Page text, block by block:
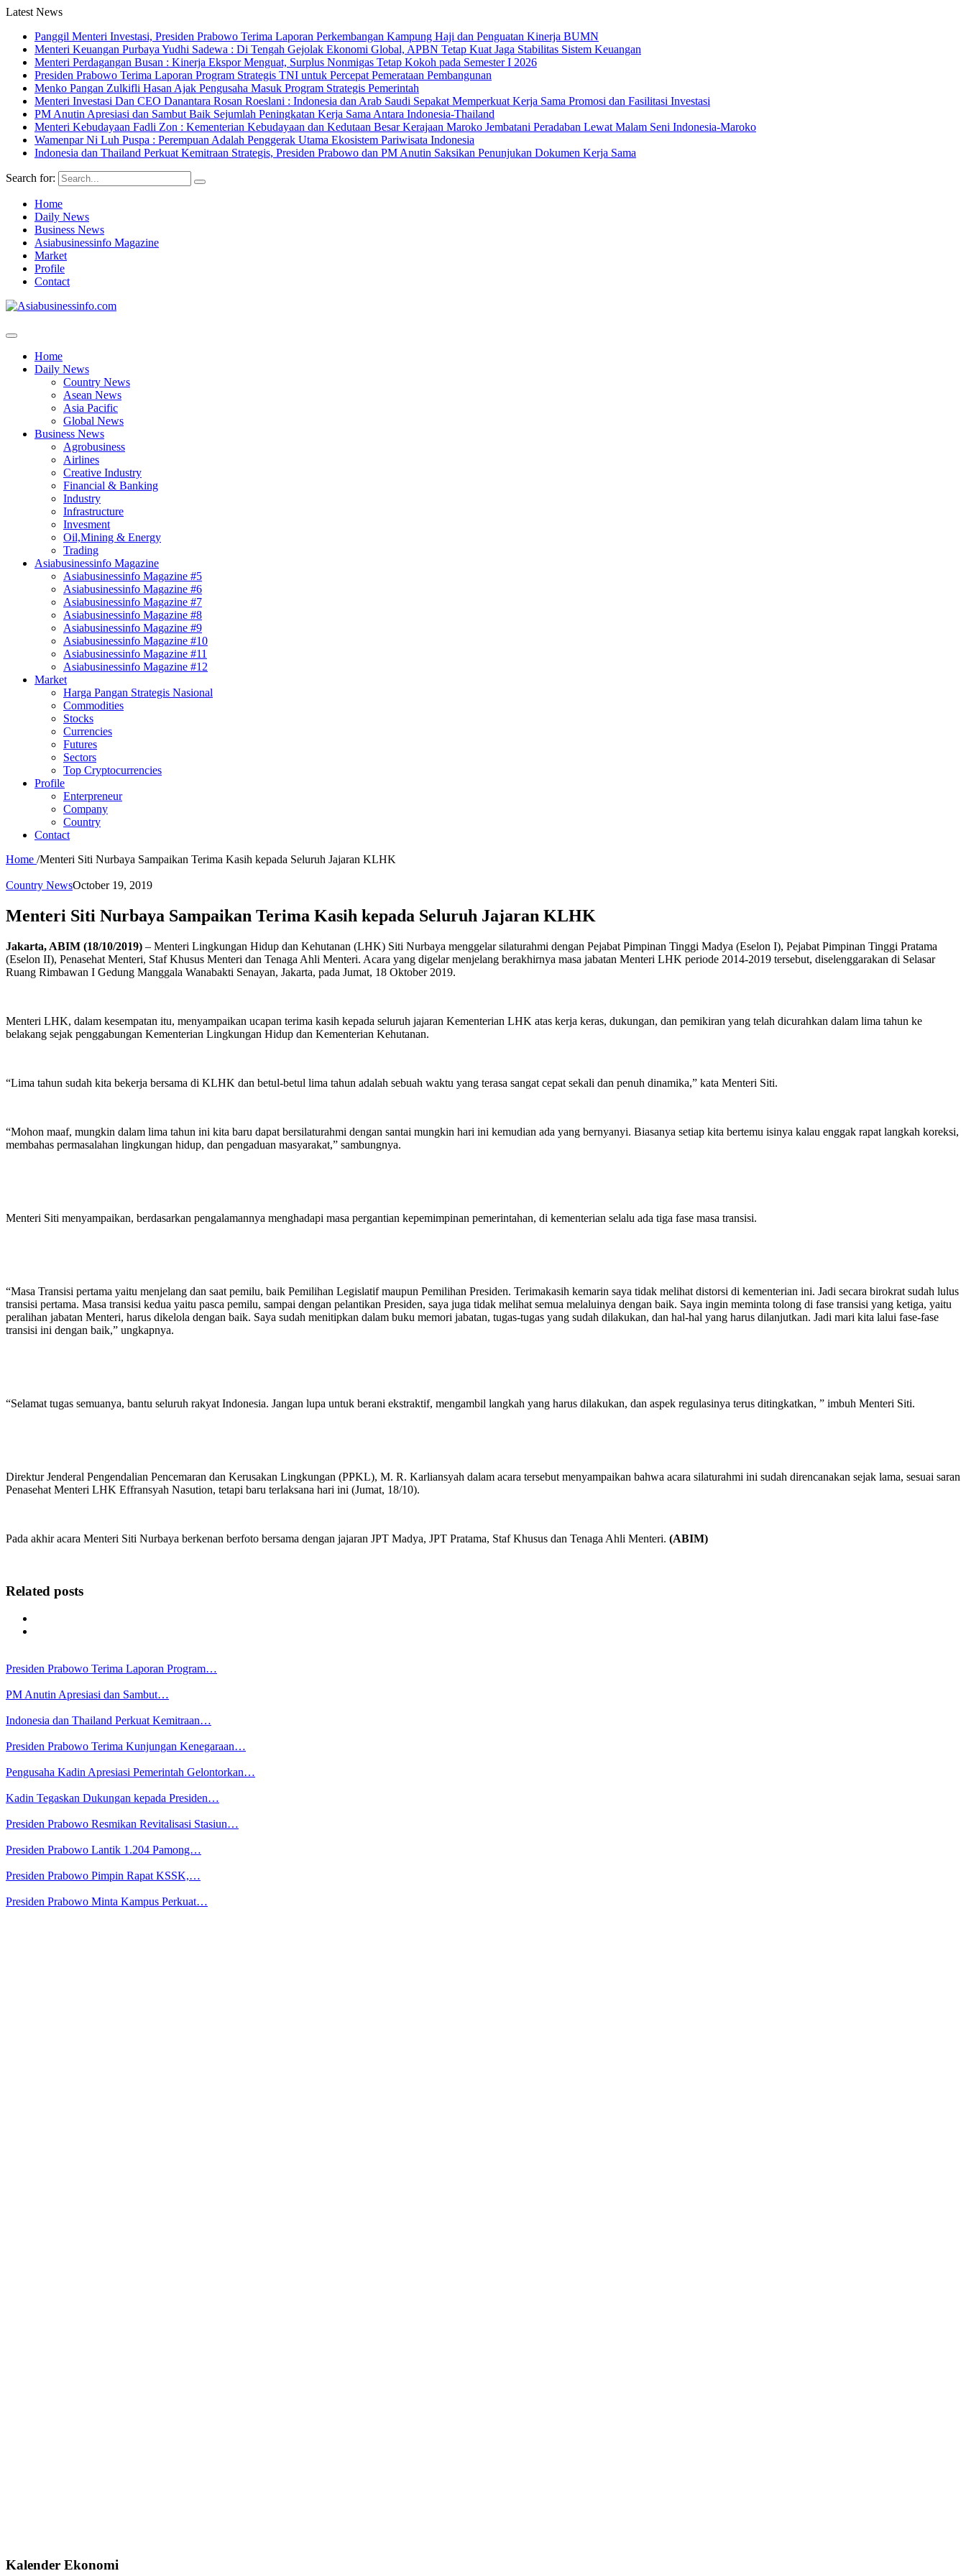
Latest News
Panggil Menteri Investasi, Presiden Prabowo Terima Laporan Perkembangan Kampung Haji dan Penguatan Kinerja BUMN
Menteri Keuangan Purbaya Yudhi Sadewa : Di Tengah Gejolak Ekonomi Global, APBN Tetap Kuat Jaga Stabilitas Sistem Keuangan
Menteri Perdagangan Busan : Kinerja Ekspor Menguat, Surplus Nonmigas Tetap Kokoh pada Semester I 2026
Presiden Prabowo Terima Laporan Program Strategis TNI untuk Percepat Pemerataan Pembangunan
Menko Pangan Zulkifli Hasan Ajak Pengusaha Masuk Program Strategis Pemerintah
Menteri Investasi Dan CEO Danantara Rosan Roeslani : Indonesia dan Arab Saudi Sepakat Memperkuat Kerja Sama Promosi dan Fasilitasi Investasi
PM Anutin Apresiasi dan Sambut Baik Sejumlah Peningkatan Kerja Sama Antara Indonesia-Thailand
Menteri Kebudayaan Fadli Zon : Kementerian Kebudayaan dan Kedutaan Besar Kerajaan Maroko Jembatani Peradaban Lewat Malam Seni Indonesia-Maroko
Wamenpar Ni Luh Puspa : Perempuan Adalah Penggerak Utama Ekosistem Pariwisata Indonesia
Indonesia dan Thailand Perkuat Kemitraan Strategis, Presiden Prabowo dan PM Anutin Saksikan Penunjukan Dokumen Kerja Sama
Search for:
Home
Daily News
Business News
Asiabusinessinfo Magazine
Market
Profile
Contact
Home
Daily News
Country News
Asean News
Asia Pacific
Global News
Business News
Agrobusiness
Airlines
Creative Industry
Financial & Banking
Industry
Infrastructure
Invesment
Oil,Mining & Energy
Trading
Asiabusinessinfo Magazine
Asiabusinessinfo Magazine #5
Asiabusinessinfo Magazine #6
Asiabusinessinfo Magazine #7
Asiabusinessinfo Magazine #8
Asiabusinessinfo Magazine #9
Asiabusinessinfo Magazine #10
Asiabusinessinfo Magazine #11
Asiabusinessinfo Magazine #12
Market
Harga Pangan Strategis Nasional
Commodities
Stocks
Currencies
Futures
Sectors
Top Cryptocurrencies
Profile
Enterpreneur
Company
Country
Contact
Home /Menteri Siti Nurbaya Sampaikan Terima Kasih kepada Seluruh Jajaran KLHK
Country NewsOctober 19, 2019
Menteri Siti Nurbaya Sampaikan Terima Kasih kepada Seluruh Jajaran KLHK
Jakarta, ABIM (18/10/2019) – Menteri Lingkungan Hidup dan Kehutanan (LHK) Siti Nurbaya menggelar silaturahmi dengan Pejabat Pimpinan Tinggi Madya (Eselon I), Pejabat Pimpinan Tinggi Pratama
(Eselon II), Penasehat Menteri, Staf Khusus Menteri dan Tenaga Ahli Menteri. Acara yang digelar menjelang berakhirnya masa jabatan Menteri LHK periode 2014-2019 tersebut, diselenggarakan di Selasar
Ruang Rimbawan I Gedung Manggala Wanabakti Senayan, Jakarta, pada Jumat, 18 Oktober 2019.
Menteri LHK, dalam kesempatan itu, menyampaikan ucapan terima kasih kepada seluruh jajaran Kementerian LHK atas kerja keras, dukungan, dan pemikiran yang telah dicurahkan dalam lima tahun ke
belakang sejak penggabungan Kementerian Lingkungan Hidup dan Kementerian Kehutanan.
“Lima tahun sudah kita bekerja bersama di KLHK dan betul-betul lima tahun adalah sebuah waktu yang terasa sangat cepat sekali dan penuh dinamika,” kata Menteri Siti.
“Mohon maaf, mungkin dalam lima tahun ini kita baru dapat bersilaturahmi dengan santai mungkin hari ini kemudian ada yang bernyanyi. Biasanya setiap kita bertemu isinya kalau enggak rapat langkah koreksi,
membahas permasalahan lingkungan hidup, dan pengaduan masyarakat,” sambungnya.
Menteri Siti menyampaikan, berdasarkan pengalamannya menghadapi masa pergantian kepemimpinan pemerintahan, di kementerian selalu ada tiga fase masa transisi.
“Masa Transisi pertama yaitu menjelang dan saat pemilu, baik Pemilihan Legislatif maupun Pemilihan Presiden. Terimakasih kemarin saya tidak melihat distorsi di kementerian ini. Jadi secara birokrat sudah lulus
transisi pertama. Masa transisi kedua yaitu pasca pemilu, sampai dengan pelantikan Presiden, saya juga tidak melihat semua melaluinya dengan baik. Saya ingin meminta tolong di fase transisi yang ketiga, yaitu
peralihan jabatan Menteri, harus dikelola dengan baik. Saya sudah menitipkan dalam buku memori jabatan, tugas-tugas yang sudah dilakukan, dan hal-hal yang harus dilanjutkan. Jadi mari kita lalui fase-fase
transisi ini dengan baik,” ungkapnya.
“Selamat tugas semuanya, bantu seluruh rakyat Indonesia. Jangan lupa untuk berani ekstraktif, mengambil langkah yang harus dilakukan, dan aspek regulasinya terus ditingkatkan, ” imbuh Menteri Siti.
Direktur Jenderal Pengendalian Pencemaran dan Kerusakan Lingkungan (PPKL), M. R. Karliansyah dalam acara tersebut menyampaikan bahwa acara silaturahmi ini sudah direncanakan sejak lama, sesuai saran
Penasehat Menteri LHK Effransyah Nasution, tetapi baru terlaksana hari ini (Jumat, 18/10).
Pada akhir acara Menteri Siti Nurbaya berkenan berfoto bersama dengan jajaran JPT Madya, JPT Pratama, Staf Khusus dan Tenaga Ahli Menteri. (ABIM)
Related posts
Presiden Prabowo Terima Laporan Program…
PM Anutin Apresiasi dan Sambut…
Indonesia dan Thailand Perkuat Kemitraan…
Presiden Prabowo Terima Kunjungan Kenegaraan…
Pengusaha Kadin Apresiasi Pemerintah Gelontorkan…
Kadin Tegaskan Dukungan kepada Presiden…
Presiden Prabowo Resmikan Revitalisasi Stasiun…
Presiden Prabowo Lantik 1.204 Pamong…
Presiden Prabowo Pimpin Rapat KSSK,…
Presiden Prabowo Minta Kampus Perkuat…
Kalender Ekonomi